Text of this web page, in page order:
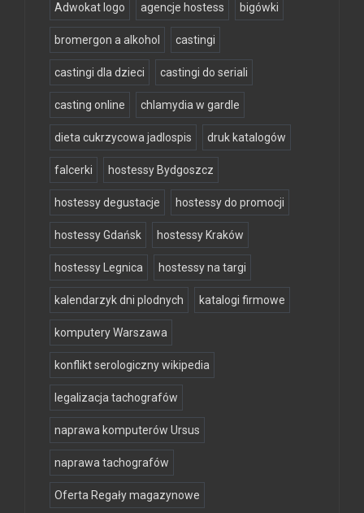
Adwokat logo agencje hostess bigówki
bromergon a alkohol castingi
castingi dla dzieci castingi do seriali
casting online chlamydia w gardle
dieta cukrzycowa jadlospis druk katalogów
falcerki hostessy Bydgoszcz
hostessy degustacje hostessy do promocji
hostessy Gdańsk hostessy Kraków
hostessy Legnica hostessy na targi
kalendarzyk dni plodnych katalogi firmowe
komputery Warszawa
konflikt serologiczny wikipedia
legalizacja tachografów
naprawa komputerów Ursus
naprawa tachografów
Oferta Regały magazynowe